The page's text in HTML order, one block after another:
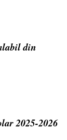
din
2025-2026